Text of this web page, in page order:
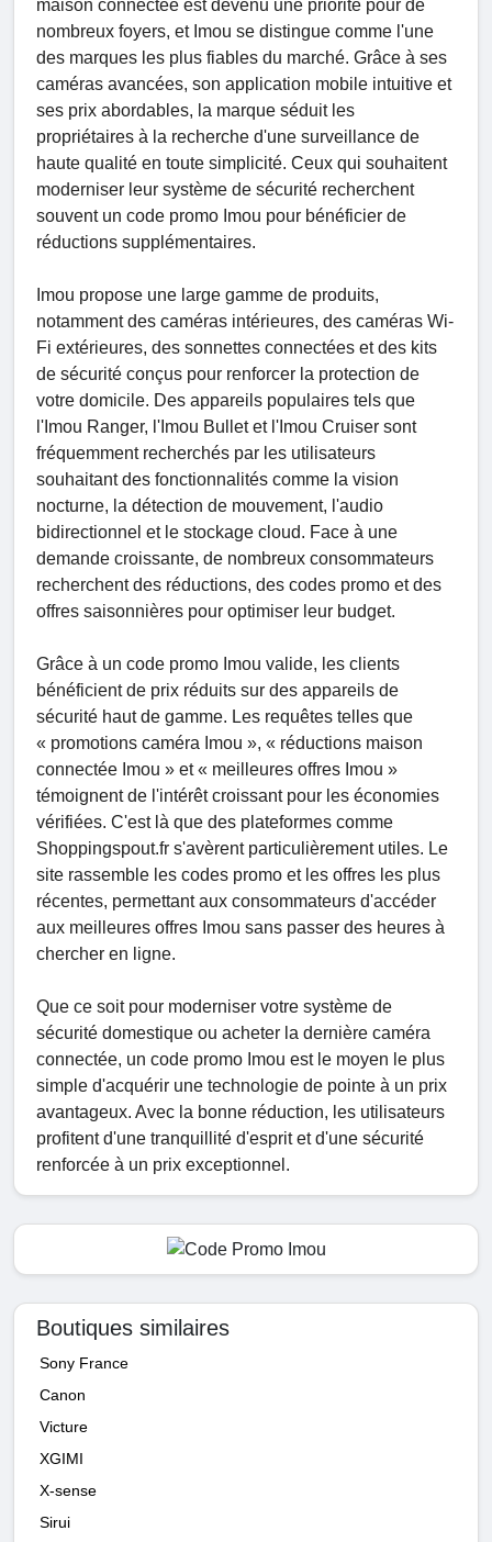
maison connectée est devenu une priorité pour de
nombreux foyers, et Imou se distingue comme l'une
des marques les plus fiables du marché. Grâce à ses
caméras avancées, son application mobile intuitive et
ses prix abordables, la marque séduit les
propriétaires à la recherche d'une surveillance de
haute qualité en toute simplicité. Ceux qui souhaitent
moderniser leur système de sécurité recherchent
souvent un code promo Imou pour bénéficier de
réductions supplémentaires.
Imou propose une large gamme de produits,
notamment des caméras intérieures, des caméras Wi-
Fi extérieures, des sonnettes connectées et des kits
de sécurité conçus pour renforcer la protection de
votre domicile. Des appareils populaires tels que
l'Imou Ranger, l'Imou Bullet et l'Imou Cruiser sont
fréquemment recherchés par les utilisateurs
souhaitant des fonctionnalités comme la vision
nocturne, la détection de mouvement, l'audio
bidirectionnel et le stockage cloud. Face à une
demande croissante, de nombreux consommateurs
recherchent des réductions, des codes promo et des
offres saisonnières pour optimiser leur budget.
Grâce à un code promo Imou valide, les clients
bénéficient de prix réduits sur des appareils de
sécurité haut de gamme. Les requêtes telles que
« promotions caméra Imou », « réductions maison
connectée Imou » et « meilleures offres Imou »
témoignent de l'intérêt croissant pour les économies
vérifiées. C'est là que des plateformes comme
Shoppingspout.fr s'avèrent particulièrement utiles. Le
site rassemble les codes promo et les offres les plus
récentes, permettant aux consommateurs d'accéder
aux meilleures offres Imou sans passer des heures à
chercher en ligne.
Que ce soit pour moderniser votre système de
sécurité domestique ou acheter la dernière caméra
connectée, un code promo Imou est le moyen le plus
simple d'acquérir une technologie de pointe à un prix
avantageux. Avec la bonne réduction, les utilisateurs
profitent d'une tranquillité d'esprit et d'une sécurité
renforcée à un prix exceptionnel.
Boutiques similaires
Sony France
Canon
Victure
XGIMI
X-sense
Sirui